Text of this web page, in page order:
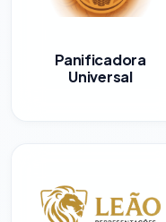
Panificadora
Universal